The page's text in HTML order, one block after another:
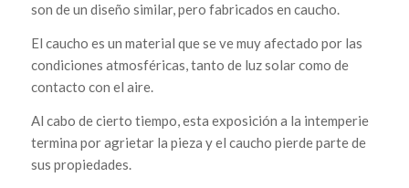
son de un diseño similar, pero fabricados en caucho.
El caucho es un material que se ve muy afectado por las
condiciones atmosféricas, tanto de luz solar como de
contacto con el aire.
Al cabo de cierto tiempo, esta exposición a la intemperie
termina por agrietar la pieza y el caucho pierde parte de
sus propiedades.